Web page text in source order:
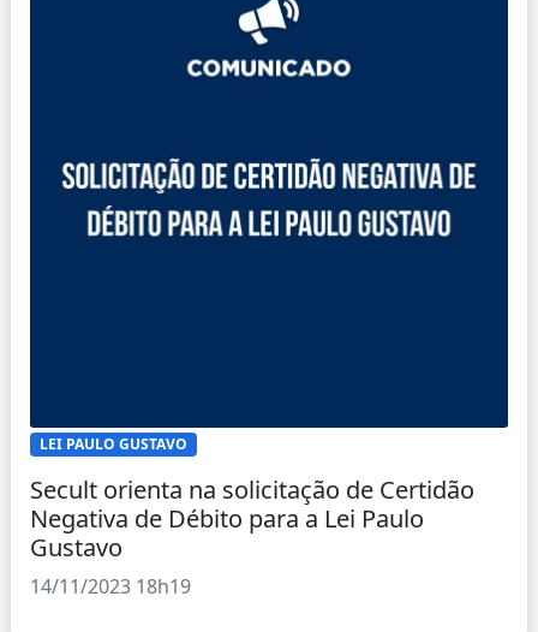
LEI PAULO GUSTAVO
Secult orienta na solicitação de Certidão
Negativa de Débito para a Lei Paulo
Gustavo
14/11/2023 18h19